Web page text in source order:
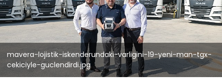
mavera-lojistik-iskenderundaki-varligini-19-yeni-man-tgx-
cekiciyle-guclendirdi.jpg